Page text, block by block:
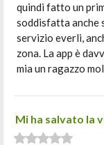
quindi fatto un
soddisfatta anche
servizio everli,
zona. La app è
mia un ragazzo
Mi ha salvato la